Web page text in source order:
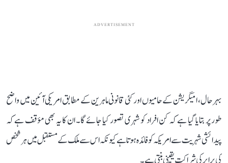
ADVERTISEMENT
بہرحال، امیگریشن کے حامیوں اور کئی قانونی ماہرین کے مطابق امریکی آئین میں واضح
طور پر بتایا گیا ہے کہ کن افراد کو شہری تصور کیا جائے گا۔ ان کا یہ بھی مؤقف ہے کہ
پیدائشی شہریت سے امریکہ کو فائدہ ہوتا ہے کیونکہ اس سے ملک کے مستقبل میں ہر شخص